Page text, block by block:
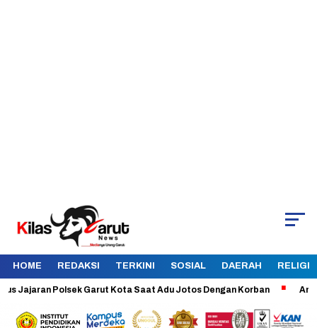
HOME REDAKSI TERKINI SOSIAL DAERAH RELIGI
Polsek Garut Kota Saat Adu Jotos Dengan Korban Aman dan